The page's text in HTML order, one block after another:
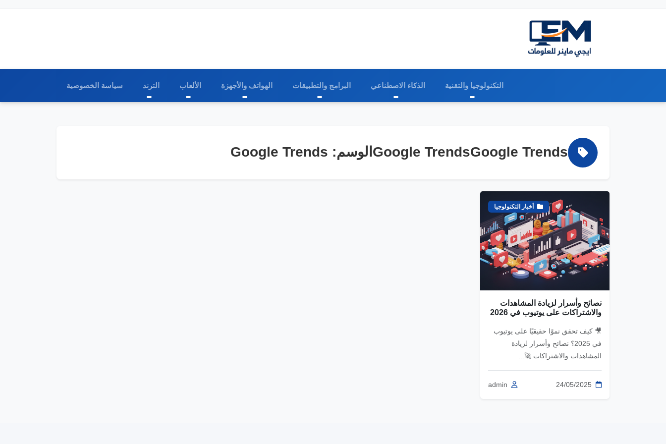
التكنولوجيا والتقنية الذكاء الاصطناعي البرامج والتطبيقات الهواتف والأجهزة الألعاب الترند سياسة الخصوصية
Google TrendsGoogle Trendsالوسم: Google Trends
أخبار التكنولوجيا
نصائح وأسرار لزيادة المشاهدات
والاشتراكات على يوتيوب في 2026
🎥 كيف تحقق نموًا حقيقيًا على يوتيوب
في 2025؟ نصائح وأسرار لزيادة
المشاهدات والاشتراكات 🚀...